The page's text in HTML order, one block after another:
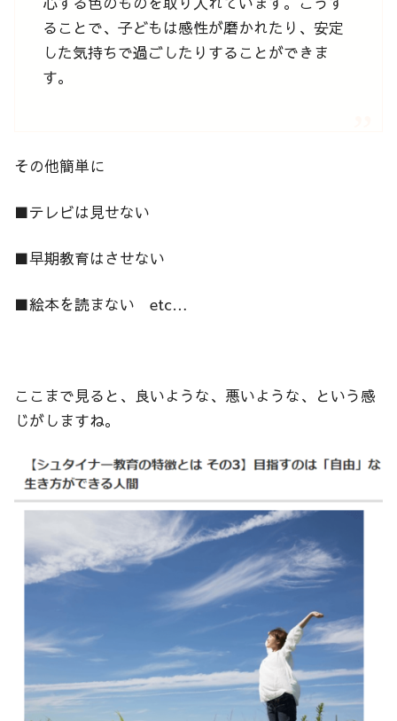
ることで、子どもは感性が磨かれたり、安定
した気持ちで過ごしたりすることができま
す。
その他簡単に
■テレビは見せない
■早期教育はさせない
■絵本を読まない etc…
ここまで見ると、良いような、悪いような、という感
じがしますね。